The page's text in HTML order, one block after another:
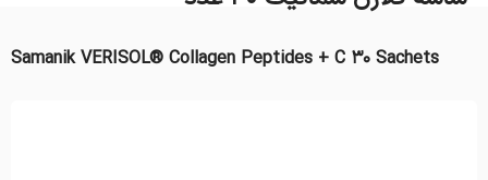
Samanik VERISOL® Collagen Peptides + C 30 Sachets